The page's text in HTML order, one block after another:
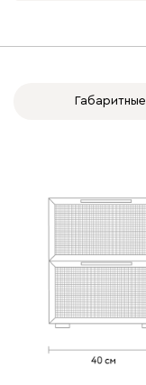
Габаритные